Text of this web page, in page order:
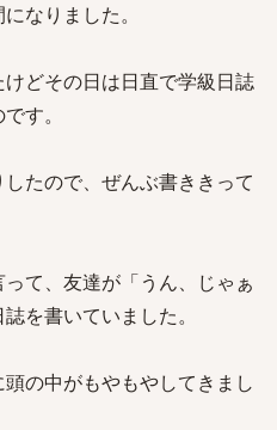
なりました。
どその日は日直で学級日誌
す。
たので、ぜんぶ書ききって
て、友達が「うん、じゃぁ
を書いていました。
の中がもやもやしてきまし